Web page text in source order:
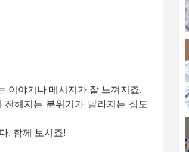
이야기나 메시지가 잘 느껴지죠.
해지는 분위기가 달라지는 점도
. 함께 보시죠!